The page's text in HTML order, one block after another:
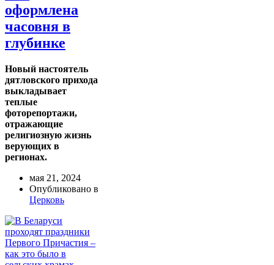
оформлена
часовня в
глубинке
Новый настоятель
дятловского прихода
выкладывает
теплые
фоторепортажи,
отражающие
религиозную жизнь
верующих в
регионах.
мая 21, 2024
Опубликовано в
Церковь